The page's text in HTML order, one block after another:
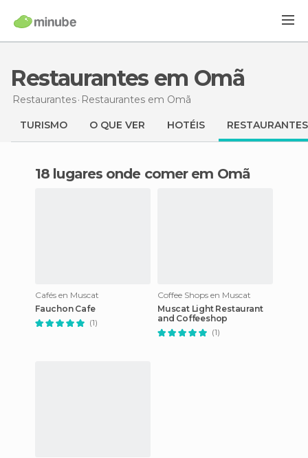
Restaurantes em Omã
Restaurantes Restaurantes em Omã
TURISMO O QUE VER HOTÉIS RESTAURANTES
18 lugares onde comer em Omã
Cafés en Muscat
Fauchon Cafe
(1)
Coffee Shops en Muscat
Muscat Light Restaurant
and Coffeeshop
(1)